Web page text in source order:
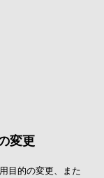
変更
目的の変更、また